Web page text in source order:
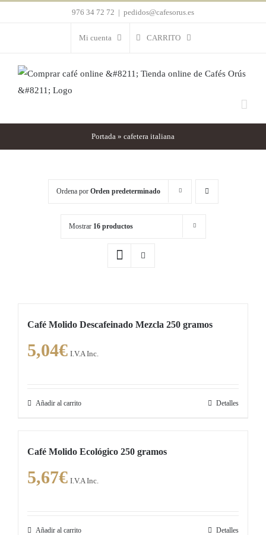
976 34 72 72 | pedidos@cafesorus.es
Mi cuenta CARRITO
Portada » cafetera italiana
Ordena por Orden predeterminado
Mostrar 16 productos
Café Molido Descafeinado Mezcla 250 gramos
5,04€ I.V.A Inc.
Añadir al carrito Detalles
Café Molido Ecológico 250 gramos
5,67€ I.V.A Inc.
Añadir al carrito Detalles